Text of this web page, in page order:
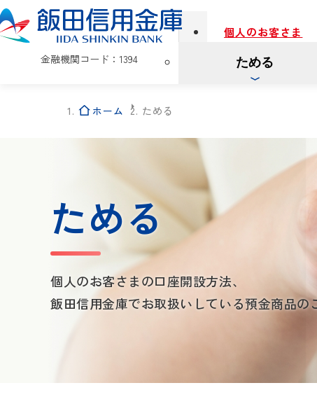
金融機関コード：1394
個人のお客さま
ためる
ホーム ためる
ためる
個人のお客さまの口座開設方法、
飯田信用金庫でお取扱いしている預金商品の